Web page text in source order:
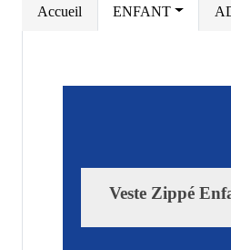
Accueil ENFANT
Veste Zippé